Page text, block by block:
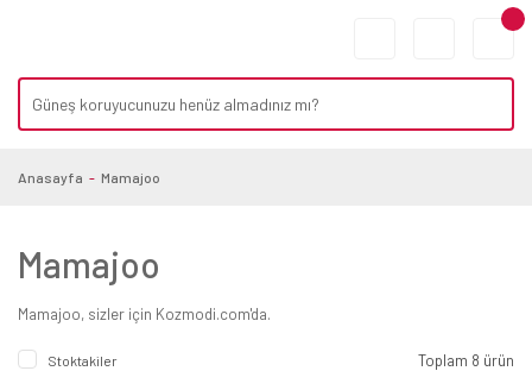
Anasayfa Mamajoo
Mamajoo
Mamajoo, sizler için Kozmodi.com'da.
Stoktakiler Toplam 8 ürün